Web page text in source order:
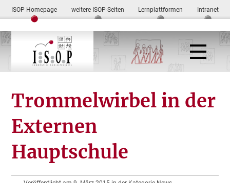
ISOP Homepage weitere ISOP-Seiten Lernplattformen Intranet
Trommelwirbel in der
Externen
Hauptschule